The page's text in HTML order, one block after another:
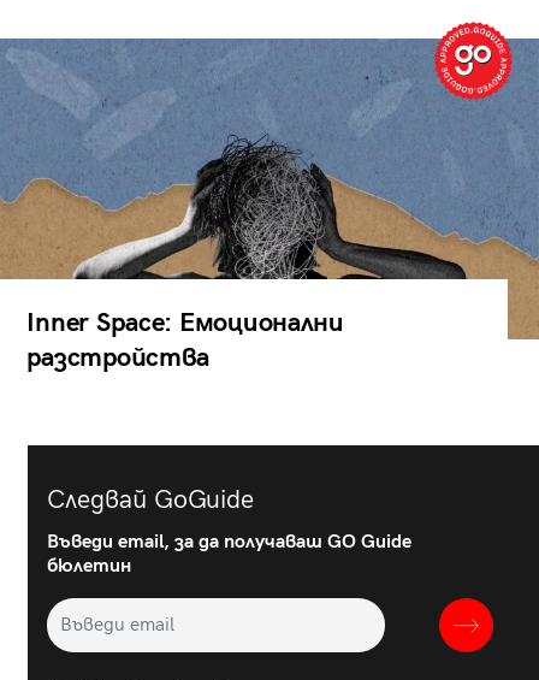
Inner Space: Емоционални
разстройства
Следвай GoGuide
Въведи email, за да получаваш GO Guide
бюлетин